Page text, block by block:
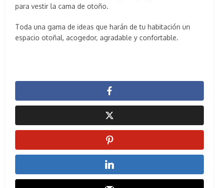
para vestir la cama de otoño.
Toda una gama de ideas que harán de tu habitación un
espacio otoñal, acogedor, agradable y confortable.